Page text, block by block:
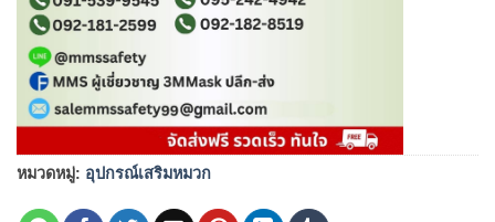
หมวดหมู่: อุปกรณ์เสริมหมวก